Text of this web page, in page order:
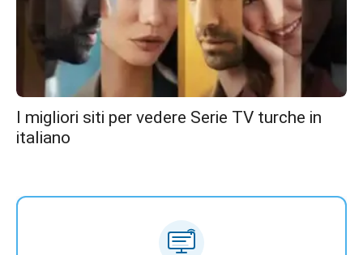
I migliori siti per vedere Serie TV turche in
italiano